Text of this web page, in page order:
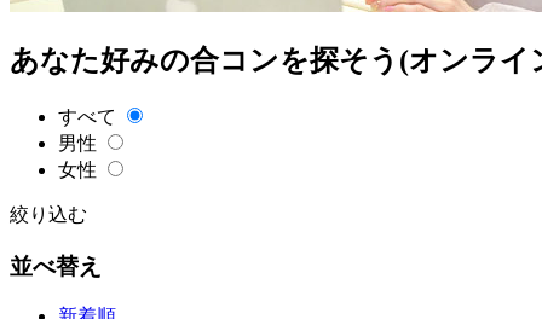
あなた好みの合コンを探そう(オンライ
すべて
男性
女性
絞り込む
並べ替え